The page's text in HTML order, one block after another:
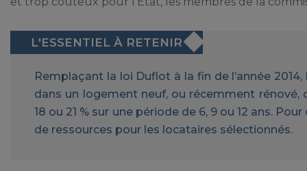
Remplaçant la loi Duflot à la fin de l’année
dans un logement neuf, ou récemment rénové,
18 ou 21 % sur une période de 6, 9 ou 12 ans.
de ressources pour les locataires sélectionnés.